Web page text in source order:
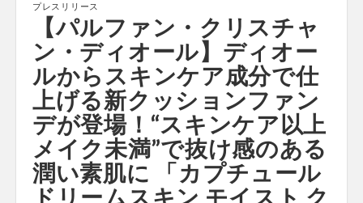
プレスリリース
【パルファン・クリスチャ
ン・ディオール】ディオー
ルからスキンケア成分で仕
上げる新クッションファン
デが登場！“スキンケア以上
メイク未満”で抜け感のある
潤い素肌に 「カプチュール
ドリームスキン モイスト ク